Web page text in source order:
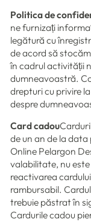
Politica de
ne furnizați
legătură cu
de acord să
în cadrul activității
dumneavoastră.
drepturi cu privire
despre
Card cadou
de un an de la
Online Pelargon
valabilitate, nu
reactivarea
rambursabil.
trebuie păstrat în
Cardurile cadou